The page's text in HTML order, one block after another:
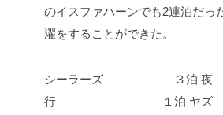
のイスファハーンでも2連泊だっ
濯をすることができた。
シーラーズ ３泊 夜
行 １泊 ヤズ